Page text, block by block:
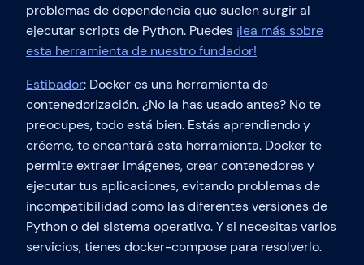
problemas de dependencia que suelen surgir al
ejecutar scripts de Python. Puedes ¡lea más sobre
esta herramienta de nuestro fundador!
Estibador: Docker es una herramienta de
contenedorización. ¿No la has usado antes? No te
preocupes, todo está bien. Estás aprendiendo y
créeme, te encantará esta herramienta. Docker te
permite extraer imágenes, crear contenedores y
ejecutar tus aplicaciones, evitando problemas de
incompatibilidad como las diferentes versiones de
Python o del sistema operativo. Y si necesitas varios
servicios, tienes docker-compose para resolverlo.